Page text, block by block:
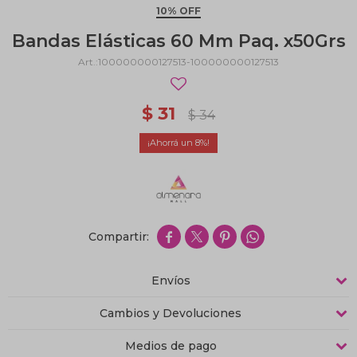
10% OFF
Bandas Elásticas 60 Mm Paq. x50Grs
100000000127513-100000000127513
$ 31 $ 34
8
   
Envíos
Cambios y Devoluciones
Medios de pago